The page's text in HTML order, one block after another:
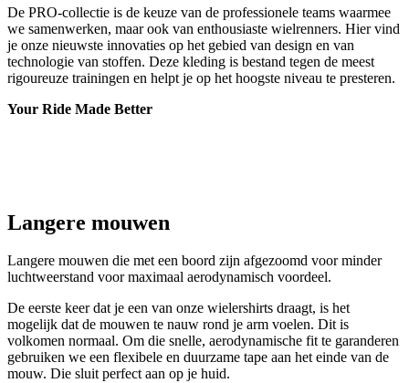
De PRO-collectie is de keuze van de professionele teams waarmee
we samenwerken, maar ook van enthousiaste wielrenners. Hier vind
je onze nieuwste innovaties op het gebied van design en van
technologie van stoffen. Deze kleding is bestand tegen de meest
rigoureuze trainingen en helpt je op het hoogste niveau te presteren.
Your Ride Made Better
Langere mouwen
Langere mouwen die met een boord zijn afgezoomd voor minder
luchtweerstand voor maximaal aerodynamisch voordeel.
De eerste keer dat je een van onze wielershirts draagt, is het
mogelijk dat de mouwen te nauw rond je arm voelen. Dit is
volkomen normaal. Om die snelle, aerodynamische fit te garanderen
gebruiken we een flexibele en duurzame tape aan het einde van de
mouw. Die sluit perfect aan op je huid.